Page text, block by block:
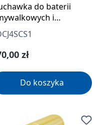
do baterii
i
- bidetta
regularna:
zł
Do koszyka